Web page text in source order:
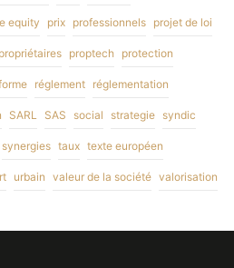
equity prix professionnels projet de loi
propriétaires proptech protection
réglement réglementation
SARL SAS social strategie syndic
synergies taux texte européen
urbain valeur de la société valorisation